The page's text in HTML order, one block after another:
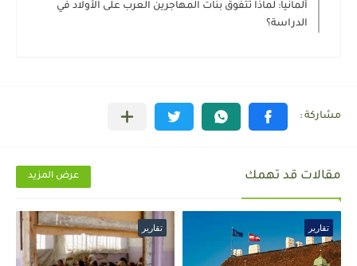
ألمانيا: لماذا تتفوق بنات المهاجرين العرب على الأولاد في
الدراسة؟
مقالات قد تهمك عرض المزيد
تقارير تقارير